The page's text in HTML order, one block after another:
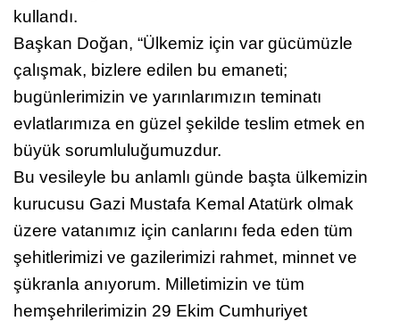
kullandı.
Başkan Doğan, “Ülkemiz için var gücümüzle
çalışmak, bizlere edilen bu emaneti;
bugünlerimizin ve yarınlarımızın teminatı
evlatlarımıza en güzel şekilde teslim etmek en
büyük sorumluluğumuzdur.
Bu vesileyle bu anlamlı günde başta ülkemizin
kurucusu Gazi Mustafa Kemal Atatürk olmak
üzere vatanımız için canlarını feda eden tüm
şehitlerimizi ve gazilerimizi rahmet, minnet ve
şükranla anıyorum. Milletimizin ve tüm
hemşehrilerimizin 29 Ekim Cumhuriyet